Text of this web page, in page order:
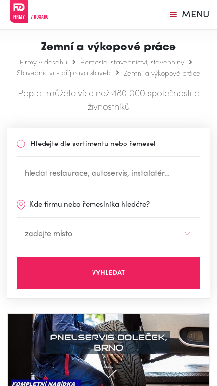
MENU
Zemní a výkopové práce
Firmy v dosahu
Řemesla, stavebnictví, stavebniny
Stavebnictví - příprava staveb
Zemní a výkopové práce
Poptat můžete více než 480 000 společností a
živnostníků
Hledejte dle sortimentu nebo řemesel
Kde firmu nebo řemeslníka hledáte?
VYHLEDAT